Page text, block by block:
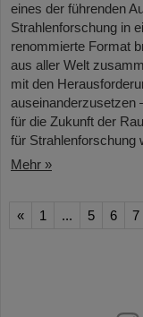
eines der führenden
Strahlenforschung in
renommierte Format
aus aller Welt
mit den
auseinanderzusetzen
für die Zukunft der
für Strahlenforschung
Mehr »
« 1 ... 5 6 7